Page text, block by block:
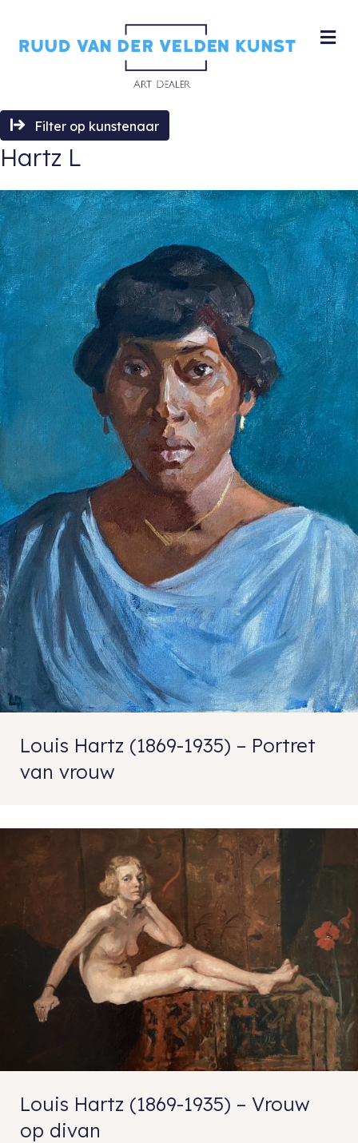
Filter op kunstenaar
Hartz L
Louis Hartz (1869-1935) – Portret
van vrouw
Louis Hartz (1869-1935) – Vrouw
op divan